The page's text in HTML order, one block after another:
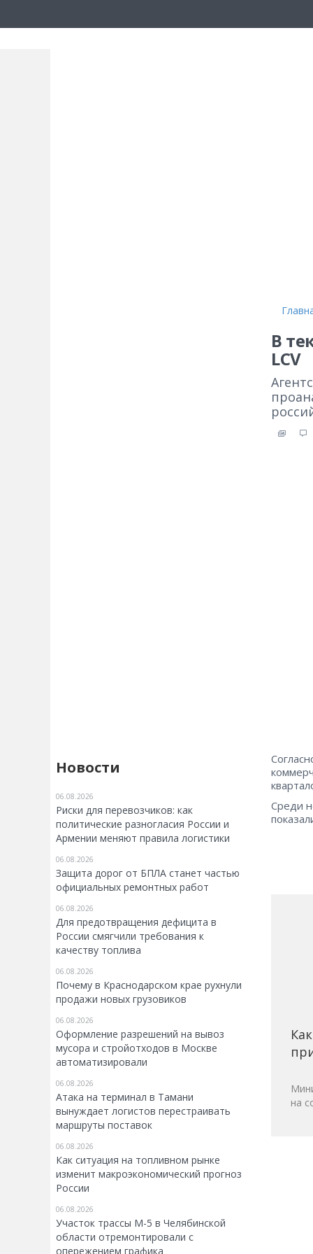
Новости
06.08.2026
Риски для перевозчиков: как
политические разногласия России и
Армении меняют правила логистики
06.08.2026
Защита дорог от БПЛА станет частью
официальных ремонтных работ
06.08.2026
Для предотвращения дефицита в
России смягчили требования к
качеству топлива
06.08.2026
Почему в Краснодарском крае рухнули
продажи новых грузовиков
06.08.2026
Оформление разрешений на вывоз
мусора и стройотходов в Москве
автоматизировали
06.08.2026
Атака на терминал в Тамани
вынуждает логистов перестраивать
маршруты поставок
06.08.2026
Как ситуация на топливном рынке
изменит макроэкономический прогноз
России
06.08.2026
Участок трассы М-5 в Челябинской
области отремонтировали с
опережением графика
В
LCV
Среди
на